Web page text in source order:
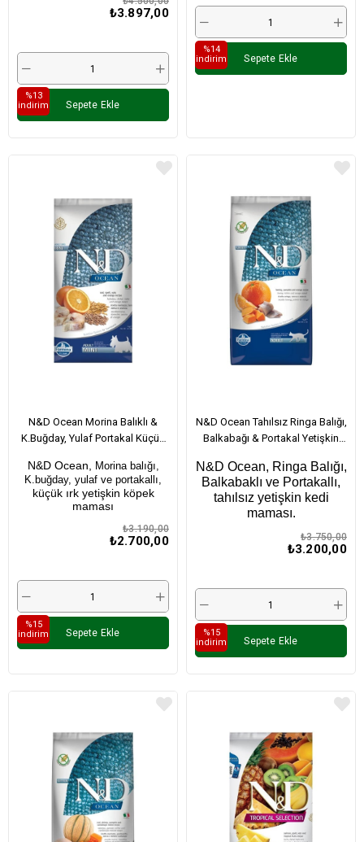
₺3.897,00
Sepete Ekle
%13
i̇ndirim
Sepete Ekle
%14
i̇ndirim
N&D Ocean Morina Balıklı &
K.Buğday, Yulaf Portakal Küçük
N&D Ocean, Morina balığı,
K.buğday, yulaf ve portakallı,
küçük ırk yetişkin köpek
maması
₺2.700,00
₺3.190,00
Sepete Ekle
%15
i̇ndirim
N&D Ocean Tahılsız Ringa Balığı,
Balkabağı & Portakal Yetişkin
N&D Ocean, Ringa Balığı,
Balkabaklı ve Portakallı,
tahılsız yetişkin kedi
maması.
₺3.200,00
₺3.750,00
Sepete Ekle
%15
i̇ndirim